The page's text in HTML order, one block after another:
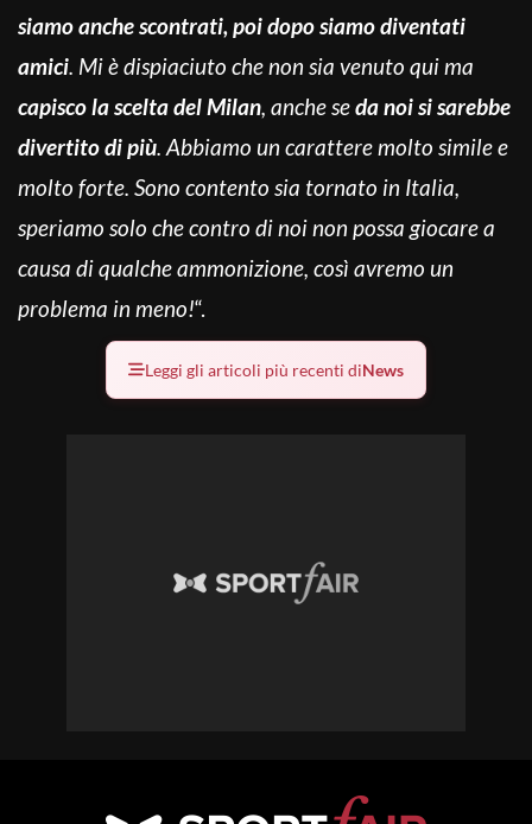
siamo anche scontrati, poi dopo siamo diventati
amici. Mi è dispiaciuto che non sia venuto qui ma
capisco la scelta del Milan, anche seda noi si sarebbe
divertito di più. Abbiamo un carattere molto simile e
molto forte. Sono contento sia tornato in Italia,
speriamo solo che contro di noi non possa giocare a
causa di qualche ammonizione, così avremo un
problema in meno!“.
Leggi gli articoli più recenti diNews